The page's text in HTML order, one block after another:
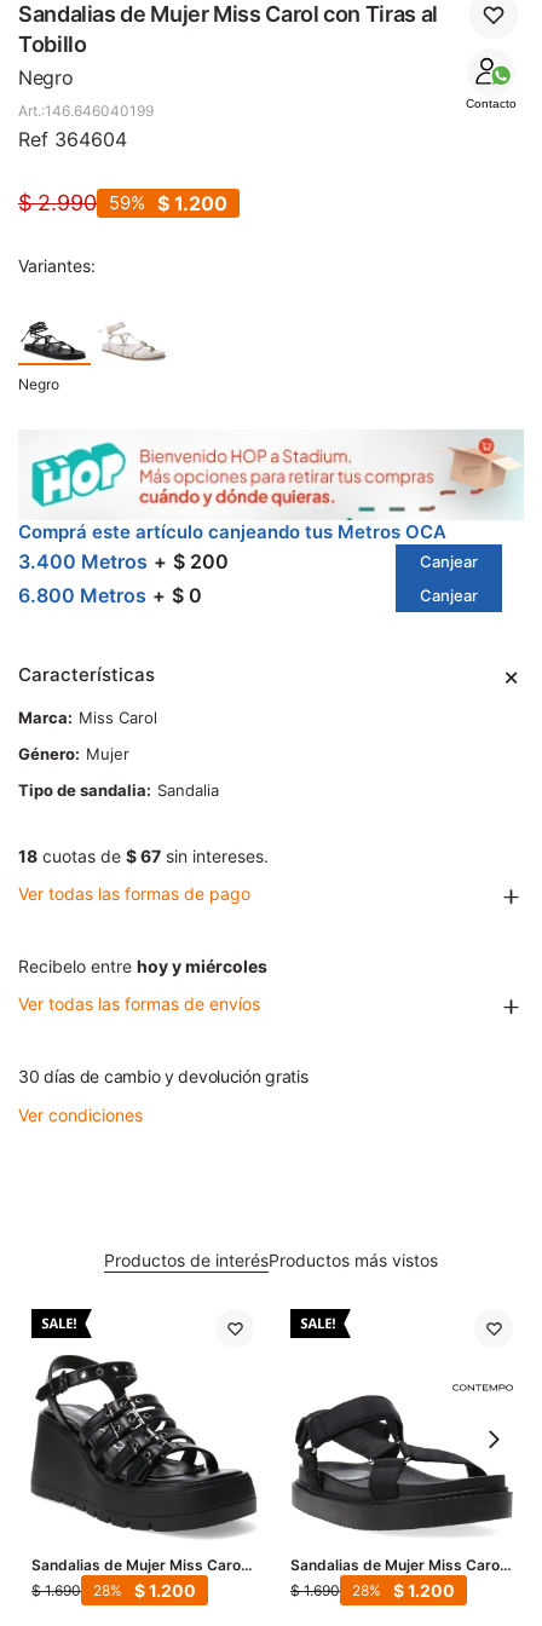
Sandalias de Mujer Miss Carol con Tiras al
Tobillo
Negro
Contacto
146.646040199
Ref 364604
$ 2.990 $ 1.200
59
Variantes:
Negro
Comprá este artículo canjeando tus Metros OCA
3.400 Metros $ 200 Canjear
6.800 Metros $ 0 Canjear
Características
Marca
Miss Carol
Género
Mujer
Tipo de sandalia
Sandalia
18 cuotas de $ 67 sin intereses.
Ver todas las formas de pago
Recibelo entre hoy y miércoles
Ver todas las formas de envíos
30 días de cambio y devolución gratis
Ver condiciones
Productos de interésProductos más vistos
Sandalias de Mujer Miss Carol
LAGOON con hebillas - Negro
$ 1.690 $1.200
28
Sandalias de Mujer Miss Carol
Caicos - Negro
$ 1.690 $1.200
28